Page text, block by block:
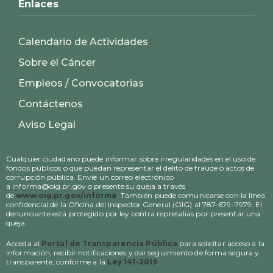
Enlaces
Calendario de Actividades
Sobre el Cáncer
Empleos / Convocatorias
Contáctenos
Aviso Legal
Cualquier ciudadano puede informar sobre irregularidades en el uso de
fondos públicos o que puedan representar el delito de fraude o actos de
corrupción pública. Envíe un correo electrónico
a informa@oig.pr.gov o presente su queja a través
dewww.oig.pr.gov/informa . También puede comunicarse con la línea
confidencial de la Oficina del Inspector General (OIG) al 787-679-7979. El
denunciante está protegido por ley contra represalias por presentar una
queja.
Acceda al Portal de Transparencia Pública para solicitar acceso a la
información, recibir notificaciones y dar seguimiento de forma segura y
transparente, conforme a la Ley 141-2019